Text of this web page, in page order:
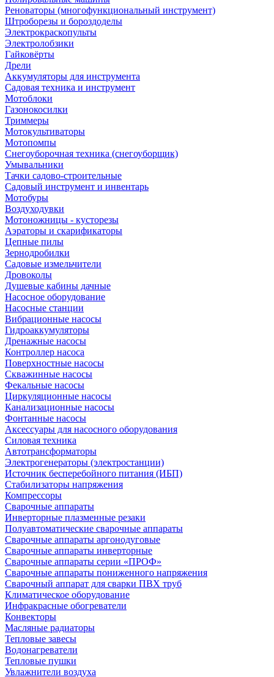
Реноваторы (многофункциональный инструмент)
Штроборезы и бороздоделы
Электрокраскопульты
Электролобзики
Гайковёрты
Дрели
Аккумуляторы для инструмента
Садовая техника и инструмент
Мотоблоки
Газонокосилки
Триммеры
Мотокультиваторы
Мотопомпы
Снегоуборочная техника (снегоуборщик)
Умывальники
Тачки садово-строительные
Садовый инструмент и инвентарь
Мотобуры
Воздуходувки
Мотоножницы - кусторезы
Аэраторы и скарификаторы
Цепные пилы
Зернодробилки
Садовые измельчители
Дровоколы
Душевые кабины дачные
Насосное оборудование
Насосные станции
Вибрационные насосы
Гидроаккумуляторы
Дренажные насосы
Контроллер насоса
Поверхностные насосы
Скважинные насосы
Фекальные насосы
Циркуляционные насосы
Канализационные насосы
Фонтанные насосы
Аксессуары для насосного оборудования
Силовая техника
Автотрансформаторы
Электрогенераторы (электростанции)
Источник бесперебойного питания (ИБП)
Стабилизаторы напряжения
Компрессоры
Сварочные аппараты
Инверторные плазменные резаки
Полуавтоматические сварочные аппараты
Сварочные аппараты аргонодуговые
Сварочные аппараты инверторные
Сварочные аппараты серии «ПРОФ»
Сварочные аппараты пониженного напряжения
Сварочный аппарат для сварки ПВХ труб
Климатическое оборудование
Инфракрасные обогреватели
Конвекторы
Масляные радиаторы
Тепловые завесы
Водонагреватели
Тепловые пушки
Увлажнители воздуха